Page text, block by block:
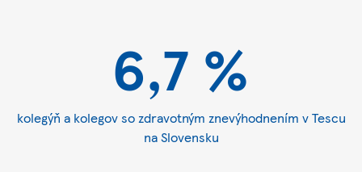
6,7 %
kolegýň a kolegov so zdravotným znevýhodnením v Tescu
na Slovensku